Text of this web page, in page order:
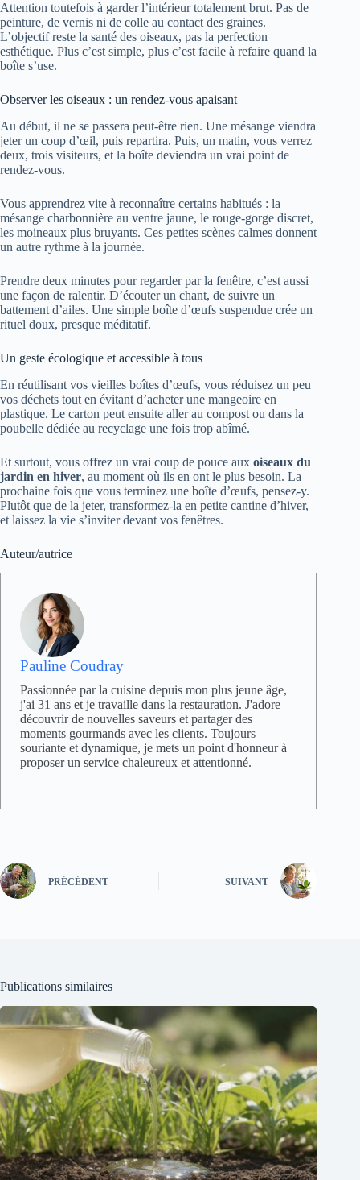
Attention toutefois à garder l’intérieur totalement brut. Pas de
peinture, de vernis ni de colle au contact des graines.
L’objectif reste la santé des oiseaux, pas la perfection
esthétique. Plus c’est simple, plus c’est facile à refaire quand la
boîte s’use.
Observer les oiseaux : un rendez-vous apaisant
Au début, il ne se passera peut-être rien. Une mésange viendra
jeter un coup d’œil, puis repartira. Puis, un matin, vous verrez
deux, trois visiteurs, et la boîte deviendra un vrai point de
rendez-vous.
Vous apprendrez vite à reconnaître certains habitués : la
mésange charbonnière au ventre jaune, le rouge-gorge discret,
les moineaux plus bruyants. Ces petites scènes calmes donnent
un autre rythme à la journée.
Prendre deux minutes pour regarder par la fenêtre, c’est aussi
une façon de ralentir. D’écouter un chant, de suivre un
battement d’ailes. Une simple boîte d’œufs suspendue crée un
rituel doux, presque méditatif.
Un geste écologique et accessible à tous
En réutilisant vos vieilles boîtes d’œufs, vous réduisez un peu
vos déchets tout en évitant d’acheter une mangeoire en
plastique. Le carton peut ensuite aller au compost ou dans la
poubelle dédiée au recyclage une fois trop abîmé.
Et surtout, vous offrez un vrai coup de pouce aux oiseaux du
jardin en hiver, au moment où ils en ont le plus besoin. La
prochaine fois que vous terminez une boîte d’œufs, pensez-y.
Plutôt que de la jeter, transformez-la en petite cantine d’hiver,
et laissez la vie s’inviter devant vos fenêtres.
Auteur/autrice
Pauline Coudray
Passionnée par la cuisine depuis mon plus jeune âge,
j'ai 31 ans et je travaille dans la restauration. J'adore
découvrir de nouvelles saveurs et partager des
moments gourmands avec les clients. Toujours
souriante et dynamique, je mets un point d'honneur à
proposer un service chaleureux et attentionné.
PRÉCÉDENT SUIVANT
Publications similaires